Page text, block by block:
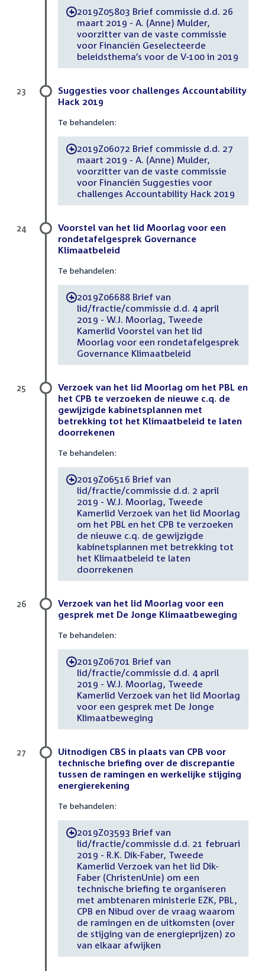
-2019Z05803 Brief commissie d.d. 26
maart 2019 - A. (Anne) Mulder,
voorzitter van de vaste commissie
voor Financiën Geselecteerde
beleidsthema’s voor de V-100 in 2019
Suggesties voor challenges Accountability
Hack 2019
Te behandelen:
-2019Z06072 Brief commissie d.d. 27
maart 2019 - A. (Anne) Mulder,
voorzitter van de vaste commissie
voor Financiën Suggesties voor
challenges Accountability Hack 2019
23
Voorstel van het lid Moorlag voor een
rondetafelgesprek Governance
Klimaatbeleid
Te behandelen:
-2019Z06688 Brief van
lid/fractie/commissie d.d. 4 april
2019 - W.J. Moorlag, Tweede
Kamerlid Voorstel van het lid
Moorlag voor een rondetafelgesprek
Governance Klimaatbeleid
24
Verzoek van het lid Moorlag om het PBL en
het CPB te verzoeken de nieuwe c.q. de
gewijzigde kabinetsplannen met
betrekking tot het Klimaatbeleid te laten
doorrekenen
Te behandelen:
-2019Z06516 Brief van
lid/fractie/commissie d.d. 2 april
2019 - W.J. Moorlag, Tweede
Kamerlid Verzoek van het lid Moorlag
om het PBL en het CPB te verzoeken
de nieuwe c.q. de gewijzigde
kabinetsplannen met betrekking tot
het Klimaatbeleid te laten
doorrekenen
25
Verzoek van het lid Moorlag voor een
gesprek met De Jonge Klimaatbeweging
Te behandelen:
-2019Z06701 Brief van
lid/fractie/commissie d.d. 4 april
2019 - W.J. Moorlag, Tweede
Kamerlid Verzoek van het lid Moorlag
voor een gesprek met De Jonge
Klimaatbeweging
26
Uitnodigen CBS in plaats van CPB voor
technische briefing over de discrepantie
tussen de ramingen en werkelijke stijging
energierekening
Te behandelen:
-2019Z03593 Brief van
lid/fractie/commissie d.d. 21 februari
2019 - R.K. Dik-Faber, Tweede
Kamerlid Verzoek van het lid Dik-
Faber (ChristenUnie) om een
technische briefing te organiseren
met ambtenaren ministerie EZK, PBL,
CPB en Nibud over de vraag waarom
de ramingen en de uitkomsten (over
de stijging van de energieprijzen) zo
van elkaar afwijken
27